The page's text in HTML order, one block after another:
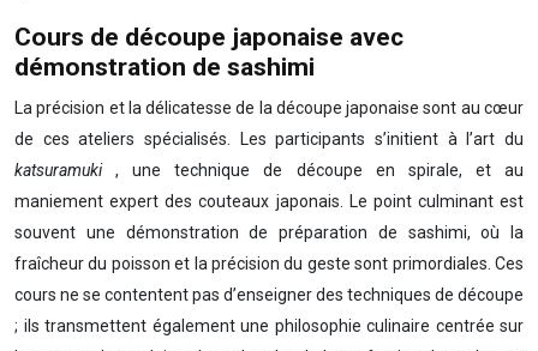
Cours de découpe japonaise avec
démonstration de sashimi
La précision et la délicatesse de la découpe japonaise sont au cœur
de ces ateliers spécialisés. Les participants s’initient à l’art du
katsuramuki, une technique de découpe en spirale, et au
maniement expert des couteaux japonais. Le point culminant est
souvent une démonstration de préparation de sashimi, où la
fraîcheur du poisson et la précision du geste sont primordiales. Ces
cours ne se contentent pas d’enseigner des techniques de découpe
; ils transmettent également une philosophie culinaire centrée sur